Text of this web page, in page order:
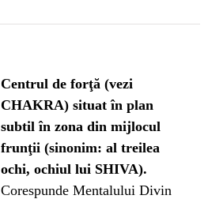
Centrul de forţă (vezi
CHAKRA) situat în plan
subtil în zona din mijlocul
frunţii (sinonim: al treilea
ochi, ochiul lui SHIVA).
Corespunde Mentalului Divin